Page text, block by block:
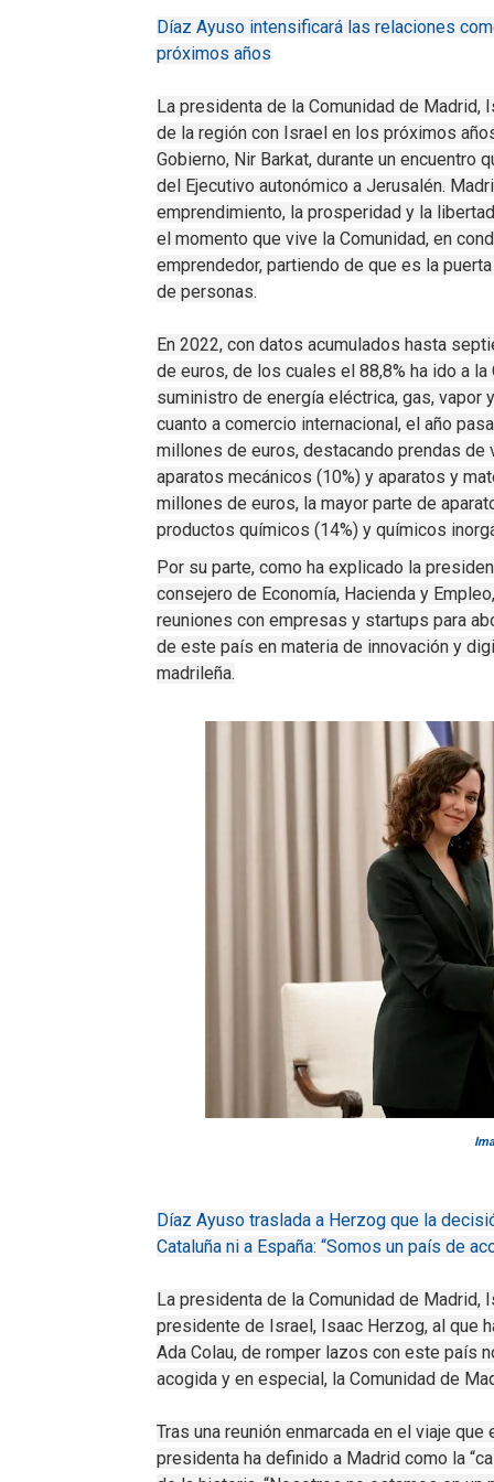
Díaz Ayuso intensificará las relaciones
próximos años
La presidenta de la Comunidad de
de la región con Israel en los próximos
Gobierno, Nir Barkat, durante un encuentro
del Ejecutivo autonómico a Jerusalén.
emprendimiento, la prosperidad y la
el momento que vive la Comunidad, en
emprendedor, partiendo de que es la
de personas.
En 2022, con datos acumulados hasta
de euros, de los cuales el 88,8% ha ido a
suministro de energía eléctrica, gas, vapor
cuanto a comercio internacional, el año
millones de euros, destacando prendas
aparatos mecánicos (10%) y aparatos y
millones de euros, la mayor parte de
productos químicos (14%) y químicos
Por su parte, como ha explicado la
consejero de Economía, Hacienda y
reuniones con empresas y startups para
de este país en materia de innovación y
madrileña.
Díaz Ayuso traslada a Herzog que la
Cataluña ni a España: “Somos un país de
La presidenta de la Comunidad de Madrid,
presidente de Israel, Isaac Herzog, al que
Ada Colau, de romper lazos con este país
acogida y en especial, la Comunidad de
Tras una reunión enmarcada en el viaje
presidenta ha definido a Madrid como la